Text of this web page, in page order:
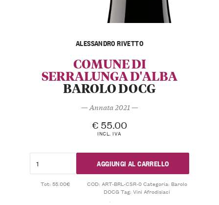
ALESSANDRO RIVETTO
COMUNE DI
SERRALUNGA D'ALBA
BAROLO DOCG
— Annata 2021 —
€ 55.00
INCL. IVA
AGGIUNGI AL CARRELLO
Tot: 55.00€ COD: ART-BRL-CSR-0Categoria: Barolo
DOCGTag:Vini Afrodisiaci